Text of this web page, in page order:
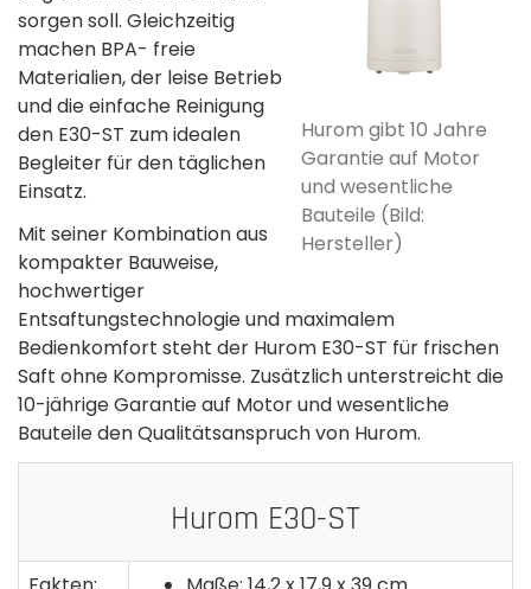
Hurom gibt 10 Jahre
Garantie auf Motor
und wesentliche
Bauteile (Bild:
Hersteller)
sorgen soll. Gleichzeitig
machen BPA- freie
Materialien, der leise Betrieb
und die einfache Reinigung
den E30-ST zum idealen
Begleiter für den täglichen
Einsatz.
Mit seiner Kombination aus
kompakter Bauweise,
hochwertiger
Entsaftungstechnologie und maximalem
Bedienkomfort steht der Hurom E30-ST für frischen
Saft ohne Kompromisse. Zusätzlich unterstreicht die
10-jährige Garantie auf Motor und wesentliche
Bauteile den Qualitätsanspruch von Hurom.
Hurom E30-ST